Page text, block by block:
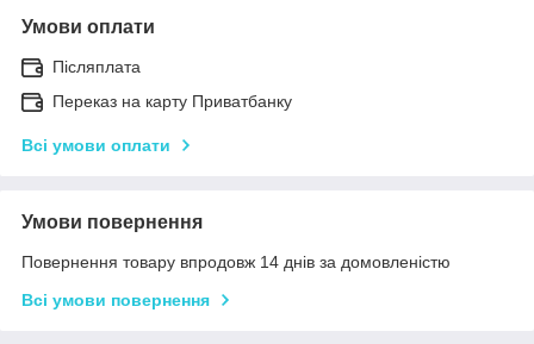
Умови оплати
Післяплата
Переказ на карту Приватбанку
Всі умови оплати
Умови повернення
Повернення товару впродовж 14 днів за домовленістю
Всі умови повернення